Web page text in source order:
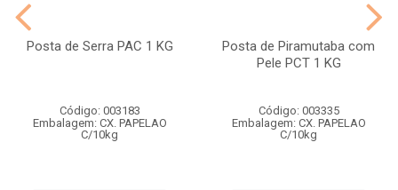
Posta de Serra PAC 1 KG
Código: 003183
Embalagem: CX. PAPELAO
C/10kg
Posta de Piramutaba com
Pele PCT 1 KG
Código: 003335
Embalagem: CX. PAPELAO
C/10kg